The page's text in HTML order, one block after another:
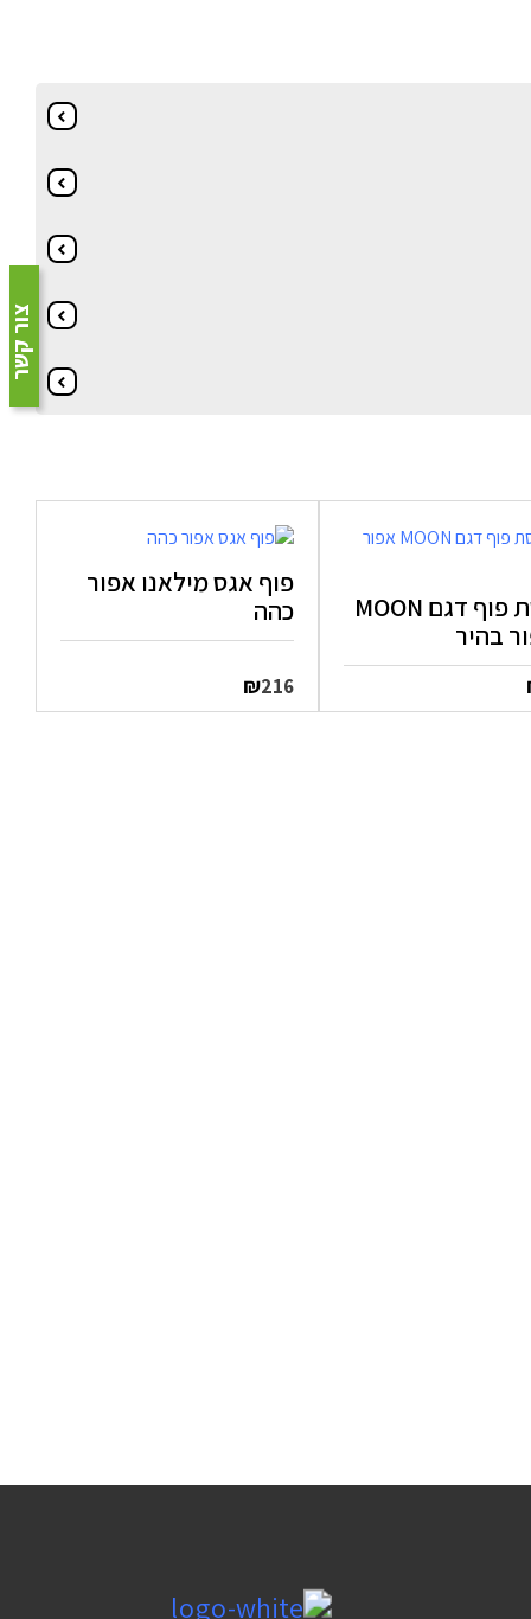
צור קשר
כורסת פוף דגם MOON
בהיר
פוף אגס מילאנו אפור
כהה
₪216